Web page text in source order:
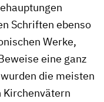
Schriften ebenso
Werke,
eine ganz
die meisten
Kirchenvätern